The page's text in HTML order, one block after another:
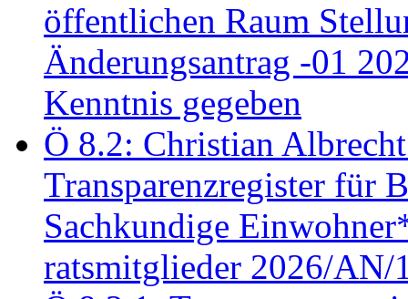
öffentlichen Raum
Änderungsantrag -01
Kenntnis gegeben
Ö 8.2: Christian
Transparenzregister für
Sachkundige
ratsmitglieder 2026/AN/